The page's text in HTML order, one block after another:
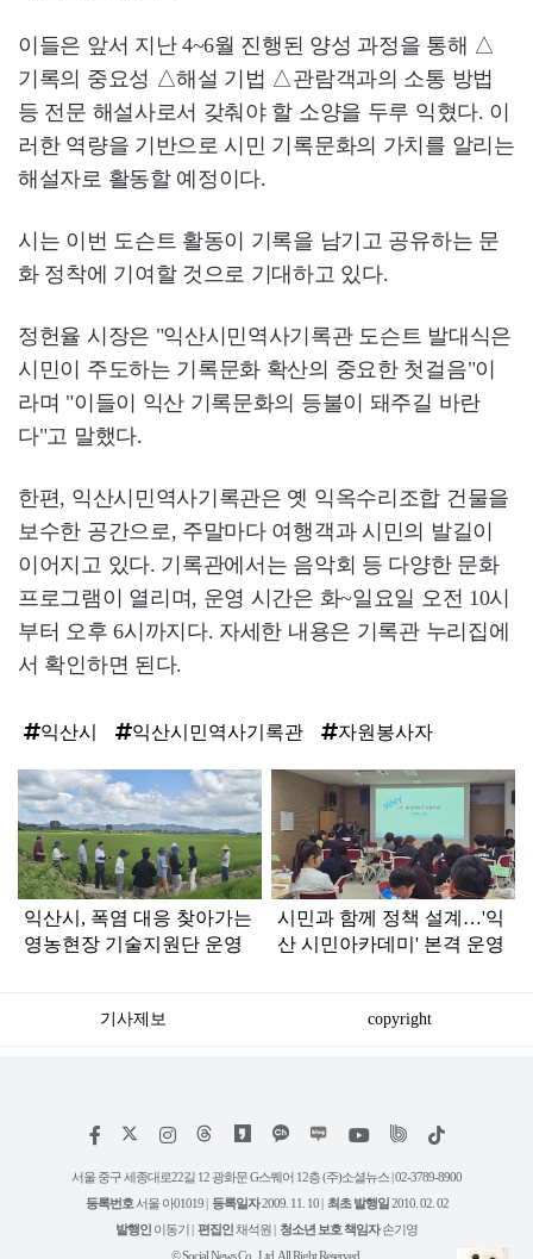
이들은 앞서 지난 4~6월 진행된 양성 과정을 통해 △
기록의 중요성 △해설 기법 △관람객과의 소통 방법
등 전문 해설사로서 갖춰야 할 소양을 두루 익혔다. 이
러한 역량을 기반으로 시민 기록문화의 가치를 알리는
해설자로 활동할 예정이다.
시는 이번 도슨트 활동이 기록을 남기고 공유하는 문
화 정착에 기여할 것으로 기대하고 있다.
정헌율 시장은 "익산시민역사기록관 도슨트 발대식은
시민이 주도하는 기록문화 확산의 중요한 첫걸음"이
라며 "이들이 익산 기록문화의 등불이 돼주길 바란
다"고 말했다.
한편, 익산시민역사기록관은 옛 익옥수리조합 건물을
보수한 공간으로, 주말마다 여행객과 시민의 발길이
이어지고 있다. 기록관에서는 음악회 등 다양한 문화
프로그램이 열리며, 운영 시간은 화~일요일 오전 10시
부터 오후 6시까지다. 자세한 내용은 기록관 누리집에
서 확인하면 된다.
익산시 익산시민역사기록관 자원봉사자
탑
라
인
익산시, 폭염 대응 찾아가는
영농현장 기술지원단 운영
시민과 함께 정책 설계…'익
산 시민아카데미' 본격 운영
기사제보 copyright
페
스
인
타
램
위
트
유
튜
틱
서울 중구 세종대로22길 12 광화문 G스퀘어 12층 (주)소셜뉴스 | 02-3789-8900
등록번호 서울 아01019 | 등록일자2009. 11. 10 | 최초 발행일2010. 02. 02
발행인 이동기 | 편집인채석원 | 청소년 보호 책임자손기영
© Social News Co., Ltd. All Right Reserved.